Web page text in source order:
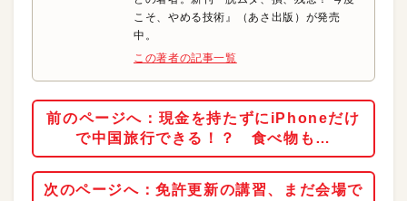
こそ、やめる技術』（あさ出版）が発売
中。
この著者の記事一覧
前のページへ：現金を持たずにiPhoneだけ
で中国旅行できる！？ 食べ物も…
次のページへ：免許更新の講習、まだ会場で